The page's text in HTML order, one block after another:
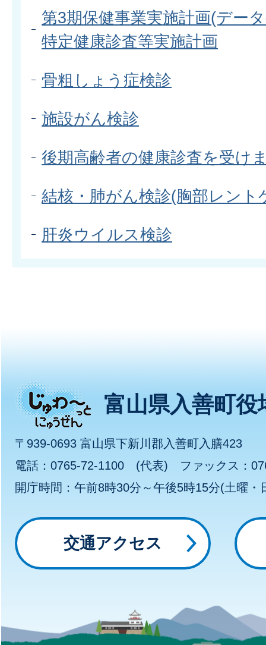
第3期保健事業実施計画(デー
特定健康診査等実施計画
骨粗しょう症検診
施設がん検診
後期高齢者の健康診査を受け
結核・肺がん検診(胸部レント
肝炎ウイルス検診
じ
ゅ
わ
～
っ
と
ゅ
富山県入善町役
〒939-0693 富山県下新川郡入善町入膳423
電話：0765-72-1100 (代表) ファックス：
開庁時間：午前8時30分～午後5時15分(土曜
交通アクセス